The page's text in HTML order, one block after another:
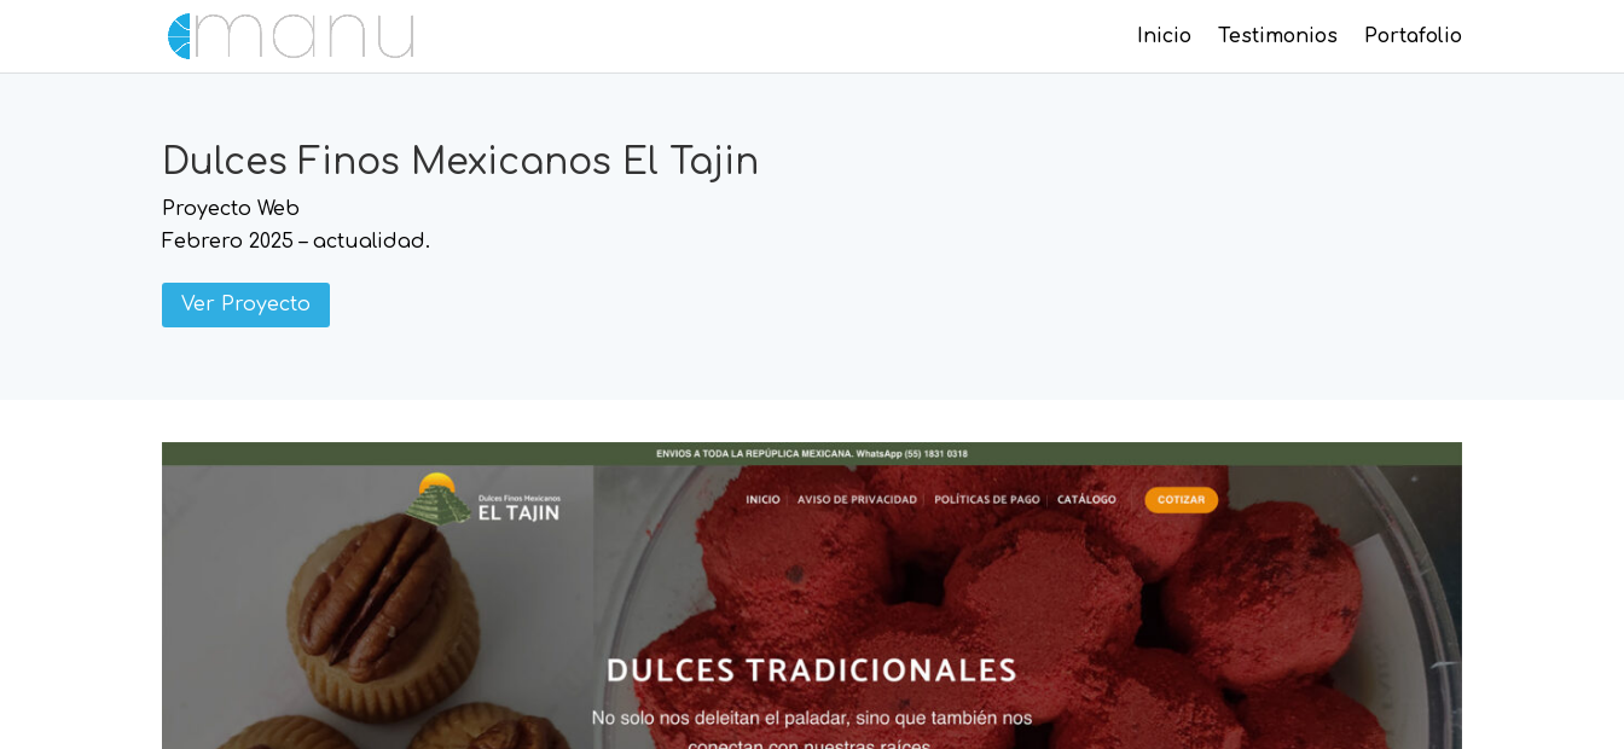
Inicio Testimonios Portafolio
Dulces Finos Mexicanos El Tajin
Proyecto Web
Febrero 2025 – actualidad.
Ver Proyecto